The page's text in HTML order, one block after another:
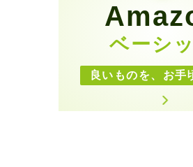
ベーシ
良いものを、お手